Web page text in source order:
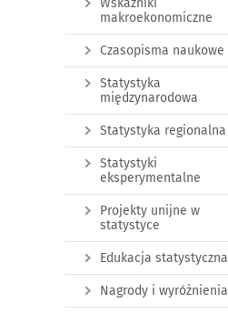
Wskaźniki
makroekonomiczne
Czasopisma naukowe
Statystyka
międzynarodowa
Statystyka regionalna
Statystyki
eksperymentalne
Projekty unijne w
statystyce
Edukacja statystyczna
Nagrody i wyróżnienia